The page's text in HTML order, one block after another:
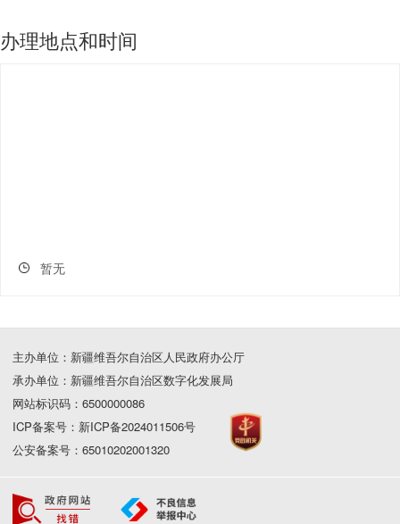
办理地点和时间
暂无
主办单位：新疆维吾尔自治区人民政府办公厅
承办单位：新疆维吾尔自治区数字化发展局
网站标识码：6500000086
ICP备案号：新ICP备2024011506号
公安备案号：65010202001320